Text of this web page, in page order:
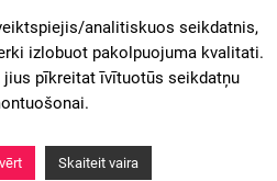
iz augšu
analitiskuos seikdatnis,
izlobuot pakolpuojuma kvalitati.
jius pīkreitat īvītuotūs seikdatņu
Skaiteit vaira